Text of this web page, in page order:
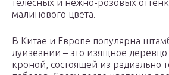
телесных и нежно-розовых
малинового цвета.
В Китае и Европе популярна
луизеании – это изящное
кроной, состоящей из радиально